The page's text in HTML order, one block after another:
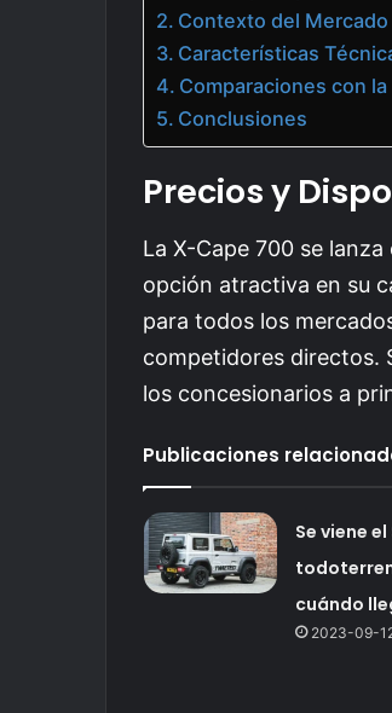
Contexto del Mercado
Características
Comparaciones con
Conclusiones
Precios y
La X-Cape 700 se
opción atractiva en su
para todos los
competidores directos.
los concesionarios a
Publicaciones
Se viene
cuándo
2023-09-